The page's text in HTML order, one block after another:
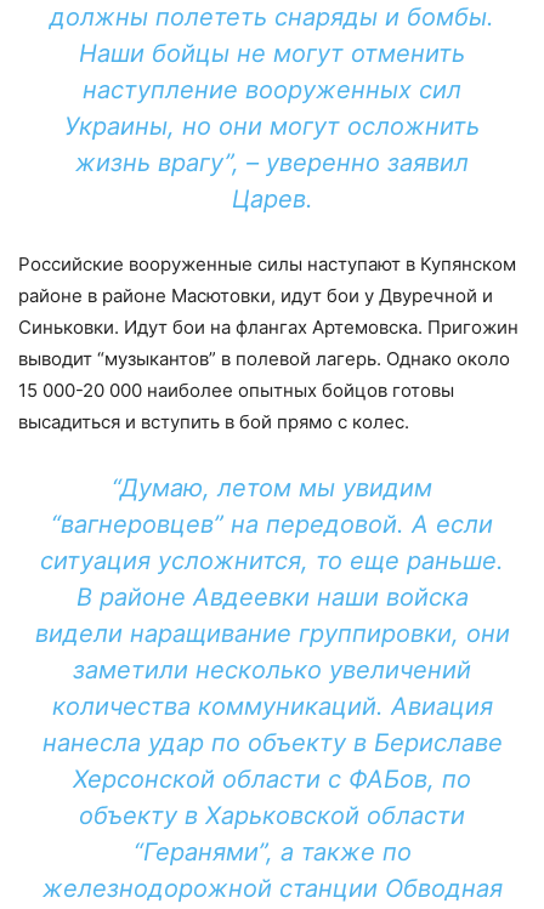
должны полететь снаряды и бомбы.
Наши бойцы не могут отменить
наступление вооруженных сил
Украины, но они могут осложнить
жизнь врагу”, – уверенно заявил
Царев.
Российские вооруженные силы наступают в Купянском
районе в районе Масютовки, идут бои у Двуречной и
Синьковки. Идут бои на флангах Артемовска. Пригожин
выводит “музыкантов” в полевой лагерь. Однако около
15 000-20 000 наиболее опытных бойцов готовы
высадиться и вступить в бой прямо с колес.
“Думаю, летом мы увидим
“вагнеровцев” на передовой. А если
ситуация усложнится, то еще раньше.
В районе Авдеевки наши войска
видели наращивание группировки, они
заметили несколько увеличений
количества коммуникаций. Авиация
нанесла удар по объекту в Бериславе
Херсонской области с ФАБов, по
объекту в Харьковской области
“Геранями”, а также по
железнодорожной станции Обводная